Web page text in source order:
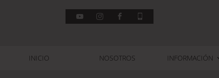
INICIO NOSOTROS INFORMACIÓN